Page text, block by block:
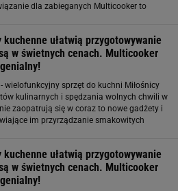
dla zabieganych Multicooker to
kuchenne ułatwią przygotowywanie
w świetnych cenach. Multicooker
wielofunkcyjny sprzęt do kuchni Miłośnicy
kulinarnych i spędzania wolnych chwili w
zaopatrują się w coraz to nowe gadżety i
im przyrządzanie smakowitych
kuchenne ułatwią przygotowywanie
w świetnych cenach. Multicooker